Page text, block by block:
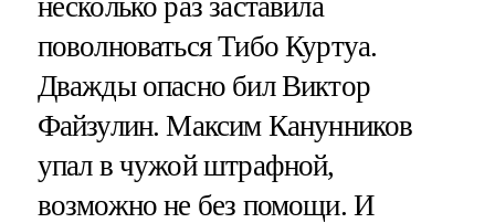
поволноваться Тибо Куртуа.
Дважды опасно бил Виктор
Файзулин. Максим Канунников
упал в чужой штрафной,
возможно не без помощи. И